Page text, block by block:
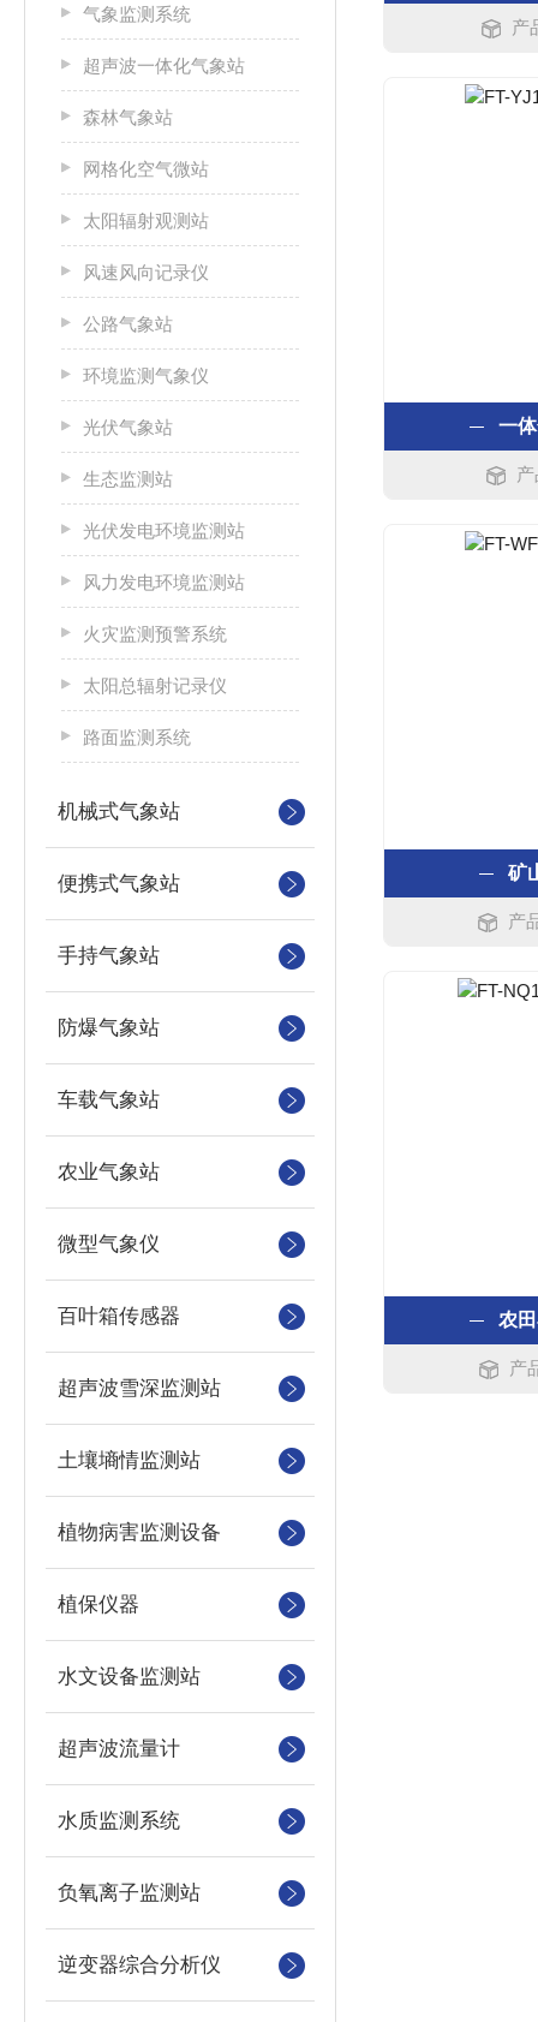
气象监测系统
超声波一体化气象站
森林气象站
网格化空气微站
太阳辐射观测站
风速风向记录仪
公路气象站
环境监测气象仪
光伏气象站
生态监测站
光伏发电环境监测站
风力发电环境监测站
火灾监测预警系统
太阳总辐射记录仪
路面监测系统
机械式气象站
便携式气象站
手持气象站
防爆气象站
车载气象站
农业气象站
微型气象仪
百叶箱传感器
超声波雪深监测站
土壤墒情监测站
植物病害监测设备
植保仪器
水文设备监测站
超声波流量计
水质监测系统
负氧离子监测站
逆变器综合分析仪
产
一
矿
产
农
产